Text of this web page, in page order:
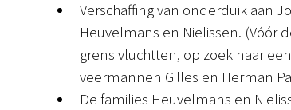
Verschaffing van onderduik aan
Heuvelmans en Nielissen. (Vóór
grens vluchtten, op zoek naar
veermannen Gilles en Herman
De families Heuvelmans en